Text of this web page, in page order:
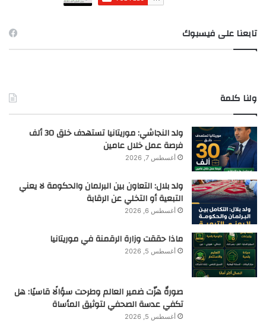
تابعنا على فيسبوك
ولنا كلمة
ولد النجاشي: موريتانيا تستهدف خلق 30 ألف
فرصة عمل خلال عامين
أغسطس 7, 2026
ولد بلال: التعاون بين البرلمان والحكومة لا يعني
التبعية أو التخلي عن الرقابة
أغسطس 6, 2026
ماذا حققت وزارة الرقمنة في موريتانيا
أغسطس 5, 2026
صورةٌ هزّت ضمير العالم وطرحت سؤالًا قاسيًا: هل
تكفي عدسة الصحفي لتوثيق المأساة
أغسطس 5, 2026